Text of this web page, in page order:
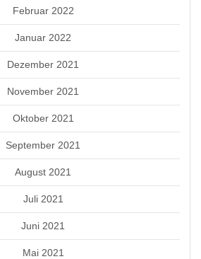
Februar 2022
Januar 2022
Dezember 2021
November 2021
Oktober 2021
September 2021
August 2021
Juli 2021
Juni 2021
Mai 2021